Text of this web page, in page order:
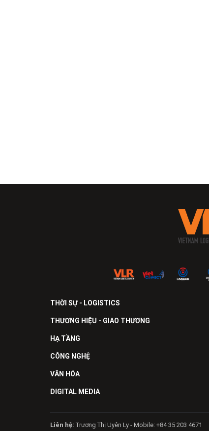
THỜI SỰ - LOGISTICS
THƯƠNG HIỆU - GIAO THƯƠNG
HẠ TẦNG
CÔNG NGHỆ
VĂN HÓA
DIGITAL MEDIA
Liên hệ: Trương Thị Uyên Ly - Mobile: +84 35 203 4671